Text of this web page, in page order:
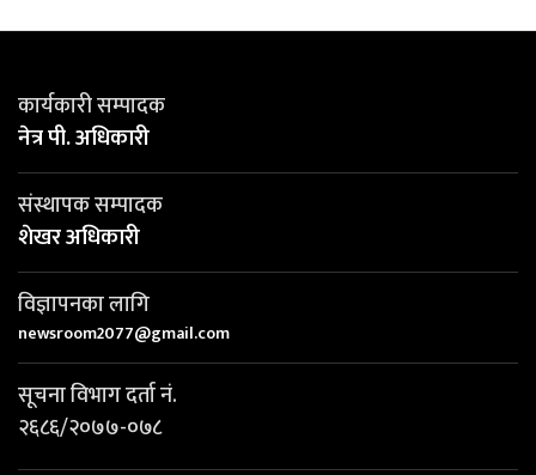
कार्यकारी सम्पादक
नेत्र पी. अधिकारी
संस्थापक सम्पादक
शेखर अधिकारी
विज्ञापनका लागि
newsroom2077@gmail.com
सूचना विभाग दर्ता नं.
२६८६/२०७७-०७८